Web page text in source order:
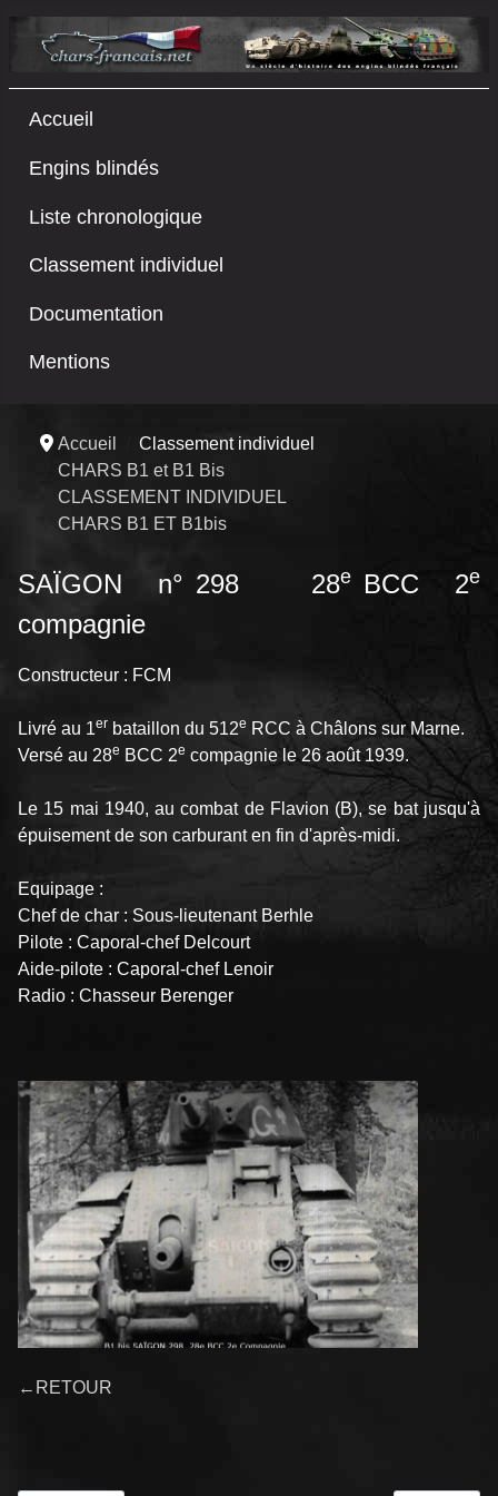
Accueil
Engins blindés
Liste chronologique
Classement individuel
Documentation
Mentions
Accueil
Classement individuel
CHARS B1 et B1 Bis
CLASSEMENT INDIVIDUEL
CHARS B1 ET B1bis
SAÏGON n° 298 28eBCC 2e
compagnie
Constructeur : FCM
Livré au 1er bataillon du 512e RCC à Châlons sur Marne.
Versé au 28e BCC 2e compagnie le 26 août 1939.
Le 15 mai 1940, au combat de Flavion (B), se bat jusqu'à
épuisement de son carburant en fin d'après-midi.
Equipage :
Chef de char : Sous-lieutenant Berhle
Pilote : Caporal-chef Delcourt
Aide-pilote : Caporal-chef Lenoir
Radio : Chasseur Berenger
←RETOUR